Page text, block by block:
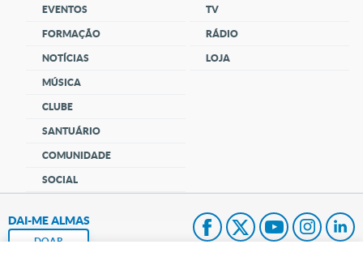
EVENTOS
FORMAÇÃO
NOTÍCIAS
MÚSICA
CLUBE
SANTUÁRIO
COMUNIDADE
SOCIAL
TV
RÁDIO
LOJA
DAI-ME ALMAS
DOAR